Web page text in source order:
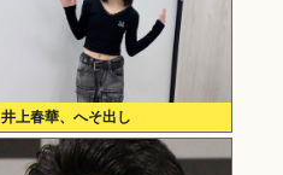
井上春華、へそ出し